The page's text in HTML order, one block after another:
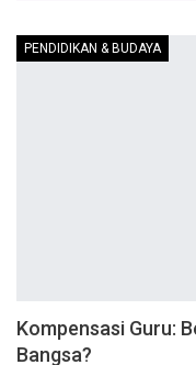
PENDIDIKAN & BUDAYA
Kompensasi Guru:
Bangsa?